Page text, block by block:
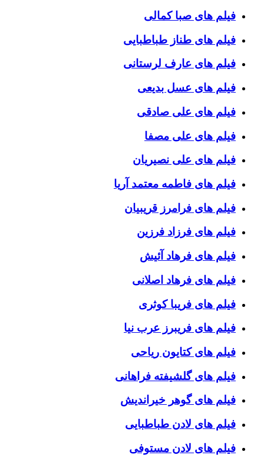
فیلم های صبا کمالی
فیلم های طناز طباطبایی
فیلم های عارف لرستانی
فیلم های عسل بدیعی
فیلم های علی صادقی
فیلم های علی مصفا
فیلم های علی نصیریان
فیلم های فاطمه معتمد آریا
فیلم های فرامرز قریبیان
فیلم های فرزاد فرزین
فیلم های فرهاد آئیش
فیلم های فرهاد اصلانی
فیلم های فریبا کوثری
فیلم های فریبرز عرب نیا
فیلم های کتایون ریاحی
فیلم های گلشیفته فراهانی
فیلم های گوهر خیراندیش
فیلم های لادن طباطبایی
فیلم های لادن مستوفی